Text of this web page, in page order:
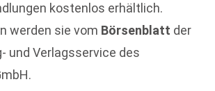
kostenlos erhältlich.
werden sie vom Börsenblatt der
und Verlagsservice des